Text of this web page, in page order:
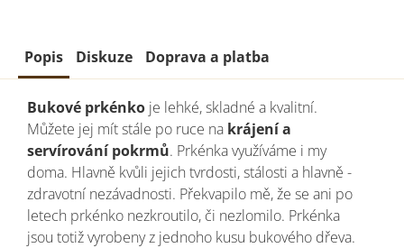
Popis Diskuze Doprava a platba
Bukové prkénko je lehké, skladné a kvalitní.
Můžete jej mít stále po ruce na krájení a
servírování pokrmů. Prkénka využíváme i my
doma. Hlavně kvůli jejich tvrdosti, stálosti a hlavně -
zdravotní nezávadnosti. Překvapilo mě, že se ani po
letech prkénko nezkroutilo, či nezlomilo. Prkénka
jsou totiž vyrobeny z jednoho kusu bukového dřeva.